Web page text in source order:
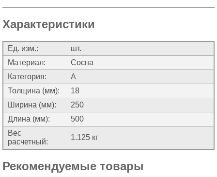
Характеристики
Ед. изм.:
шт.
Материал:
Сосна
Категория:
А
Толщина (мм):
18
Ширина (мм):
250
Длина (мм):
500
Вес
расчетный:
1.125 кг
Рекомендуемые товары